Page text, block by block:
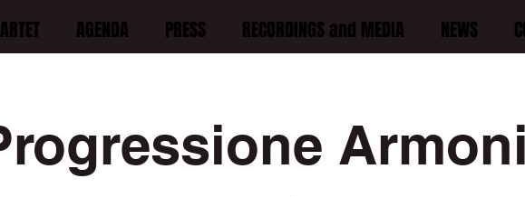
AGENDA PRESS RECORDINGS and MEDIA NEWS